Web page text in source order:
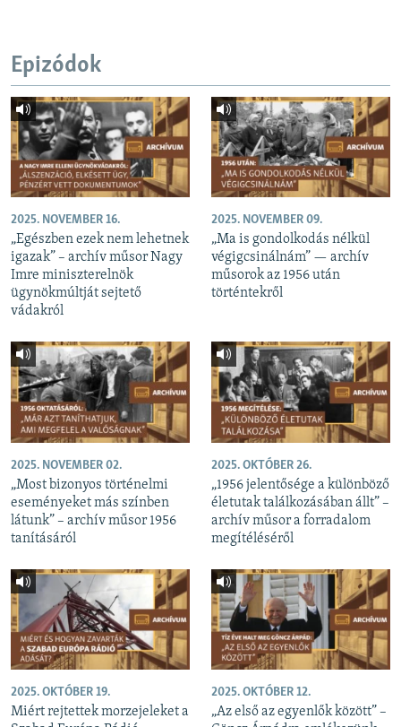
Epizódok
2025. NOVEMBER 16.
„Egészben ezek nem lehetnek
igazak” – archív műsor Nagy
Imre miniszterelnök
ügynökmúltját sejtető
vádakról
2025. NOVEMBER 09.
„Ma is gondolkodás nélkül
végigcsinálnám” — archív
műsorok az 1956 után
történtekről
2025. NOVEMBER 02.
„Most bizonyos történelmi
eseményeket más színben
látunk” – archív műsor 1956
tanításáról
2025. OKTÓBER 26.
„1956 jelentősége a különböző
életutak találkozásában állt” –
archív műsor a forradalom
megítéléséről
2025. OKTÓBER 19.
Miért rejtettek morzejeleket a
2025. OKTÓBER 12.
„Az első az egyenlők között” –